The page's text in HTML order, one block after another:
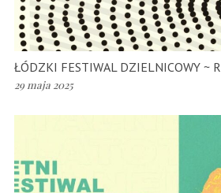
ŁÓDZKI FESTIWAL DZIELNICOWY ~
29 maja 2025